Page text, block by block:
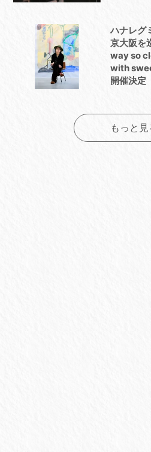
ハナレグ
京大阪を
way so
with
開催決定
もっと見